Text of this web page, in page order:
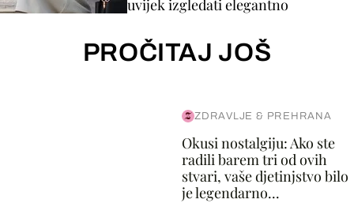
uvijek izgledati elegantno
PROČITAJ JOŠ
ZDRAVLJE & PREHRANA
Okusi nostalgiju: Ako ste
radili barem tri od ovih
stvari, vaše djetinjstvo bilo
je legendarno...